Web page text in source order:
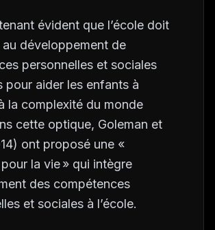
évident que l’école doit
développement de
personnelles et sociales
pour aider les enfants à
la complexité du monde
cette optique, Goleman et
ont proposé une «
la vie » qui intègre
des compétences
et sociales à l’école.